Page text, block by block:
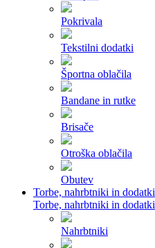
Pokrivala
Tekstilni dodatki
Športna oblačila
Bandane in rutke
Brisače
Otroška oblačila
Obutev
Torbe, nahrbtniki in dodatki
Torbe, nahrbtniki in dodatki
Nahrbtniki